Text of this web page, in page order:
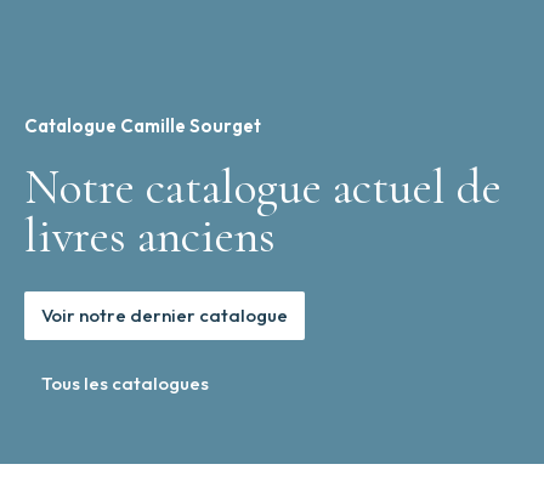
Catalogue Camille Sourget
Notre catalogue actuel de
livres anciens
Voir notre dernier catalogue
Tous les catalogues